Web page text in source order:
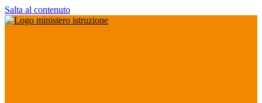
Salta al contenuto